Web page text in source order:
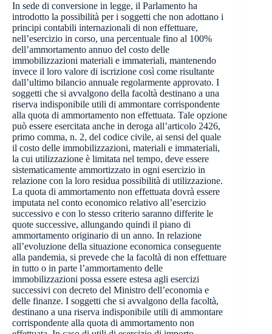
In sede di conversione in legge, il Parlamento ha
introdotto la possibilità per i soggetti che non adottano i
principi contabili internazionali di non effettuare,
nell’esercizio in corso, una percentuale fino al 100%
dell’ammortamento annuo del costo delle
immobilizzazioni materiali e immateriali, mantenendo
invece il loro valore di iscrizione così come risultante
dall’ultimo bilancio annuale regolarmente approvato. I
soggetti che si avvalgono della facoltà destinano a una
riserva indisponibile utili di ammontare corrispondente
alla quota di ammortamento non effettuata. Tale opzione
può essere esercitata anche in deroga all’articolo 2426,
primo comma, n. 2, del codice civile, ai sensi del quale
il costo delle immobilizzazioni, materiali e immateriali,
la cui utilizzazione è limitata nel tempo, deve essere
sistematicamente ammortizzato in ogni esercizio in
relazione con la loro residua possibilità di utilizzazione.
La quota di ammortamento non effettuata dovrà essere
imputata nel conto economico relativo all’esercizio
successivo e con lo stesso criterio saranno differite le
quote successive, allungando quindi il piano di
ammortamento originario di un anno. In relazione
all’evoluzione della situazione economica conseguente
alla pandemia, si prevede che la facoltà di non effettuare
in tutto o in parte l’ammortamento delle
immobilizzazioni possa essere estesa agli esercizi
successivi con decreto del Ministro dell’economia e
delle finanze. I soggetti che si avvalgono della facoltà,
destinano a una riserva indisponibile utili di ammontare
corrispondente alla quota di ammortamento non